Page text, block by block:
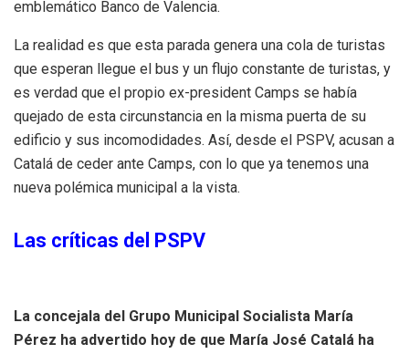
emblemático Banco de Valencia.
La realidad es que esta parada genera una cola de turistas
que esperan llegue el bus y un flujo constante de turistas, y
es verdad que el propio ex-president Camps se había
quejado de esta circunstancia en la misma puerta de su
edificio y sus incomodidades. Así, desde el PSPV, acusan a
Catalá de ceder ante Camps, con lo que ya tenemos una
nueva polémica municipal a la vista.
Las críticas del PSPV
La concejala del Grupo Municipal Socialista María
Pérez ha advertido hoy de que María José Catalá ha